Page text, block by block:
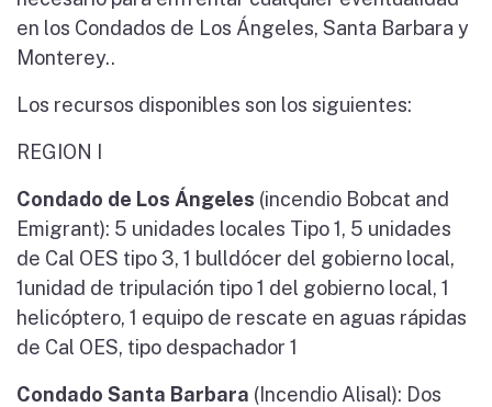
en los Condados de Los Ángeles, Santa Barbara y
Monterey..
Los recursos disponibles son los siguientes:
REGION I
Condado de Los Ángeles (incendio Bobcat and
Emigrant): 5 unidades locales Tipo 1, 5 unidades
de Cal OES tipo 3, 1 bulldócer del gobierno local,
1unidad de tripulación tipo 1 del gobierno local, 1
helicóptero, 1 equipo de rescate en aguas rápidas
de Cal OES, tipo despachador 1
Condado Santa Barbara (Incendio Alisal): Dos